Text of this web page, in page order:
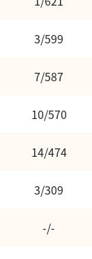
3/599
7/587
10/570
14/474
3/309
-/-